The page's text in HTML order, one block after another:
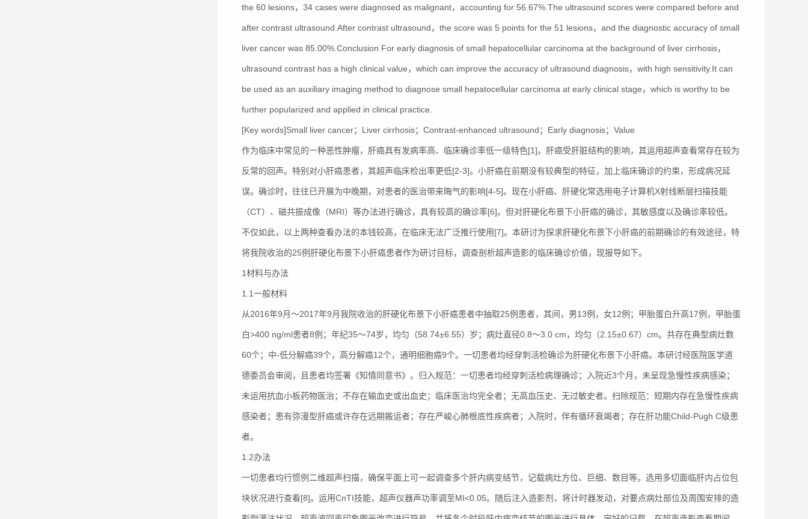
the 60 lesions，34 cases were diagnosed as malignant，accounting for 56.67%.The ultrasound scores were compared before and
after contrast ultrasound.After contrast ultrasound，the score was 5 points for the 51 lesions，and the diagnostic accuracy of small
liver cancer was 85.00%.Conclusion For early diagnosis of small hepatocellular carcinoma at the background of liver cirrhosis，
ultrasound contrast has a high clinical value，which can improve the accuracy of ultrasound diagnosis，with high sensitivity.It can
be used as an auxiliary imaging method to diagnose small hepatocellular carcinoma at early clinical stage，which is worthy to be
further popularized and applied in clinical practice.
[Key words]Small liver cancer；Liver cirrhosis；Contrast-enhanced ultrasound；Early diagnosis；Value
作为临床中常见的一种恶性肿瘤，肝癌具有发病率高、临床确诊率低一级特色[1]。肝癌受肝脏结构的影响，其运用超声查看常存在较为
反常的回声。特别对小肝癌患者，其超声临床检出率更低[2-3]。小肝癌在前期没有较典型的特征，加上临床确诊的约束，形成病况延
误。确诊时，往往已开展为中晚期，对患者的医治带来晦气的影响[4-5]。现在小肝癌、肝硬化常选用电子计算机X射线断层扫描技能
（CT）、磁共振成像（MRI）等办法进行确诊，具有较高的确诊率[6]。但对肝硬化布景下小肝癌的确诊，其敏感度以及确诊率较低。
不仅如此，以上两种查看办法的本钱较高，在临床无法广泛推行使用[7]。本研讨为探求肝硬化布景下小肝癌的前期确诊的有效途径，特
将我院收治的25例肝硬化布景下小肝癌患者作为研讨目标，调查剖析超声造影的临床确诊价值，现报导如下。
1材料与办法
1.1一般材料
从2016年9月～2017年9月我院收治的肝硬化布景下小肝癌患者中抽取25例患者，其间，男13例，女12例；甲胎蛋白升高17例，甲胎蛋
白>400 ng/ml患者8例；年纪35～74岁，均匀（58.74±6.55）岁；病灶直径0.8～3.0 cm，均匀（2.15±0.67）cm。共存在典型病灶数
60个；中-低分解癌39个，高分解癌12个，通明细胞癌9个。一切患者均经穿刺活检确诊为肝硬化布景下小肝癌。本研讨经医院医学道
德委员会审阅，且患者均签署《知情同意书》。归入规范：一切患者均经穿刺活检病理确诊；入院近3个月，未呈现急慢性疾病感染；
未运用抗血小板药物医治；不存在输血史或出血史；临床医治均完全者；无高血压史、无过敏史者。扫除规范：短期内存在急慢性疾病
感染者；患有弥漫型肝癌或许存在远期搬运者；存在严峻心肺根底性疾病者；入院时，伴有循环衰竭者；存在肝功能Child-Pugh C级患
者。
1.2办法
一切患者均行惯例二维超声扫描，确保平面上可一起调查多个肝内病变结节，记载病灶方位、巨细、数目等。选用多切面临肝内占位包
块状况进行查看[8]。运用CnTI技能，超声仪器声功率调至MI<0.05。随后注入造影剂，将计时器发动，对要点病灶部位及周围安排的造